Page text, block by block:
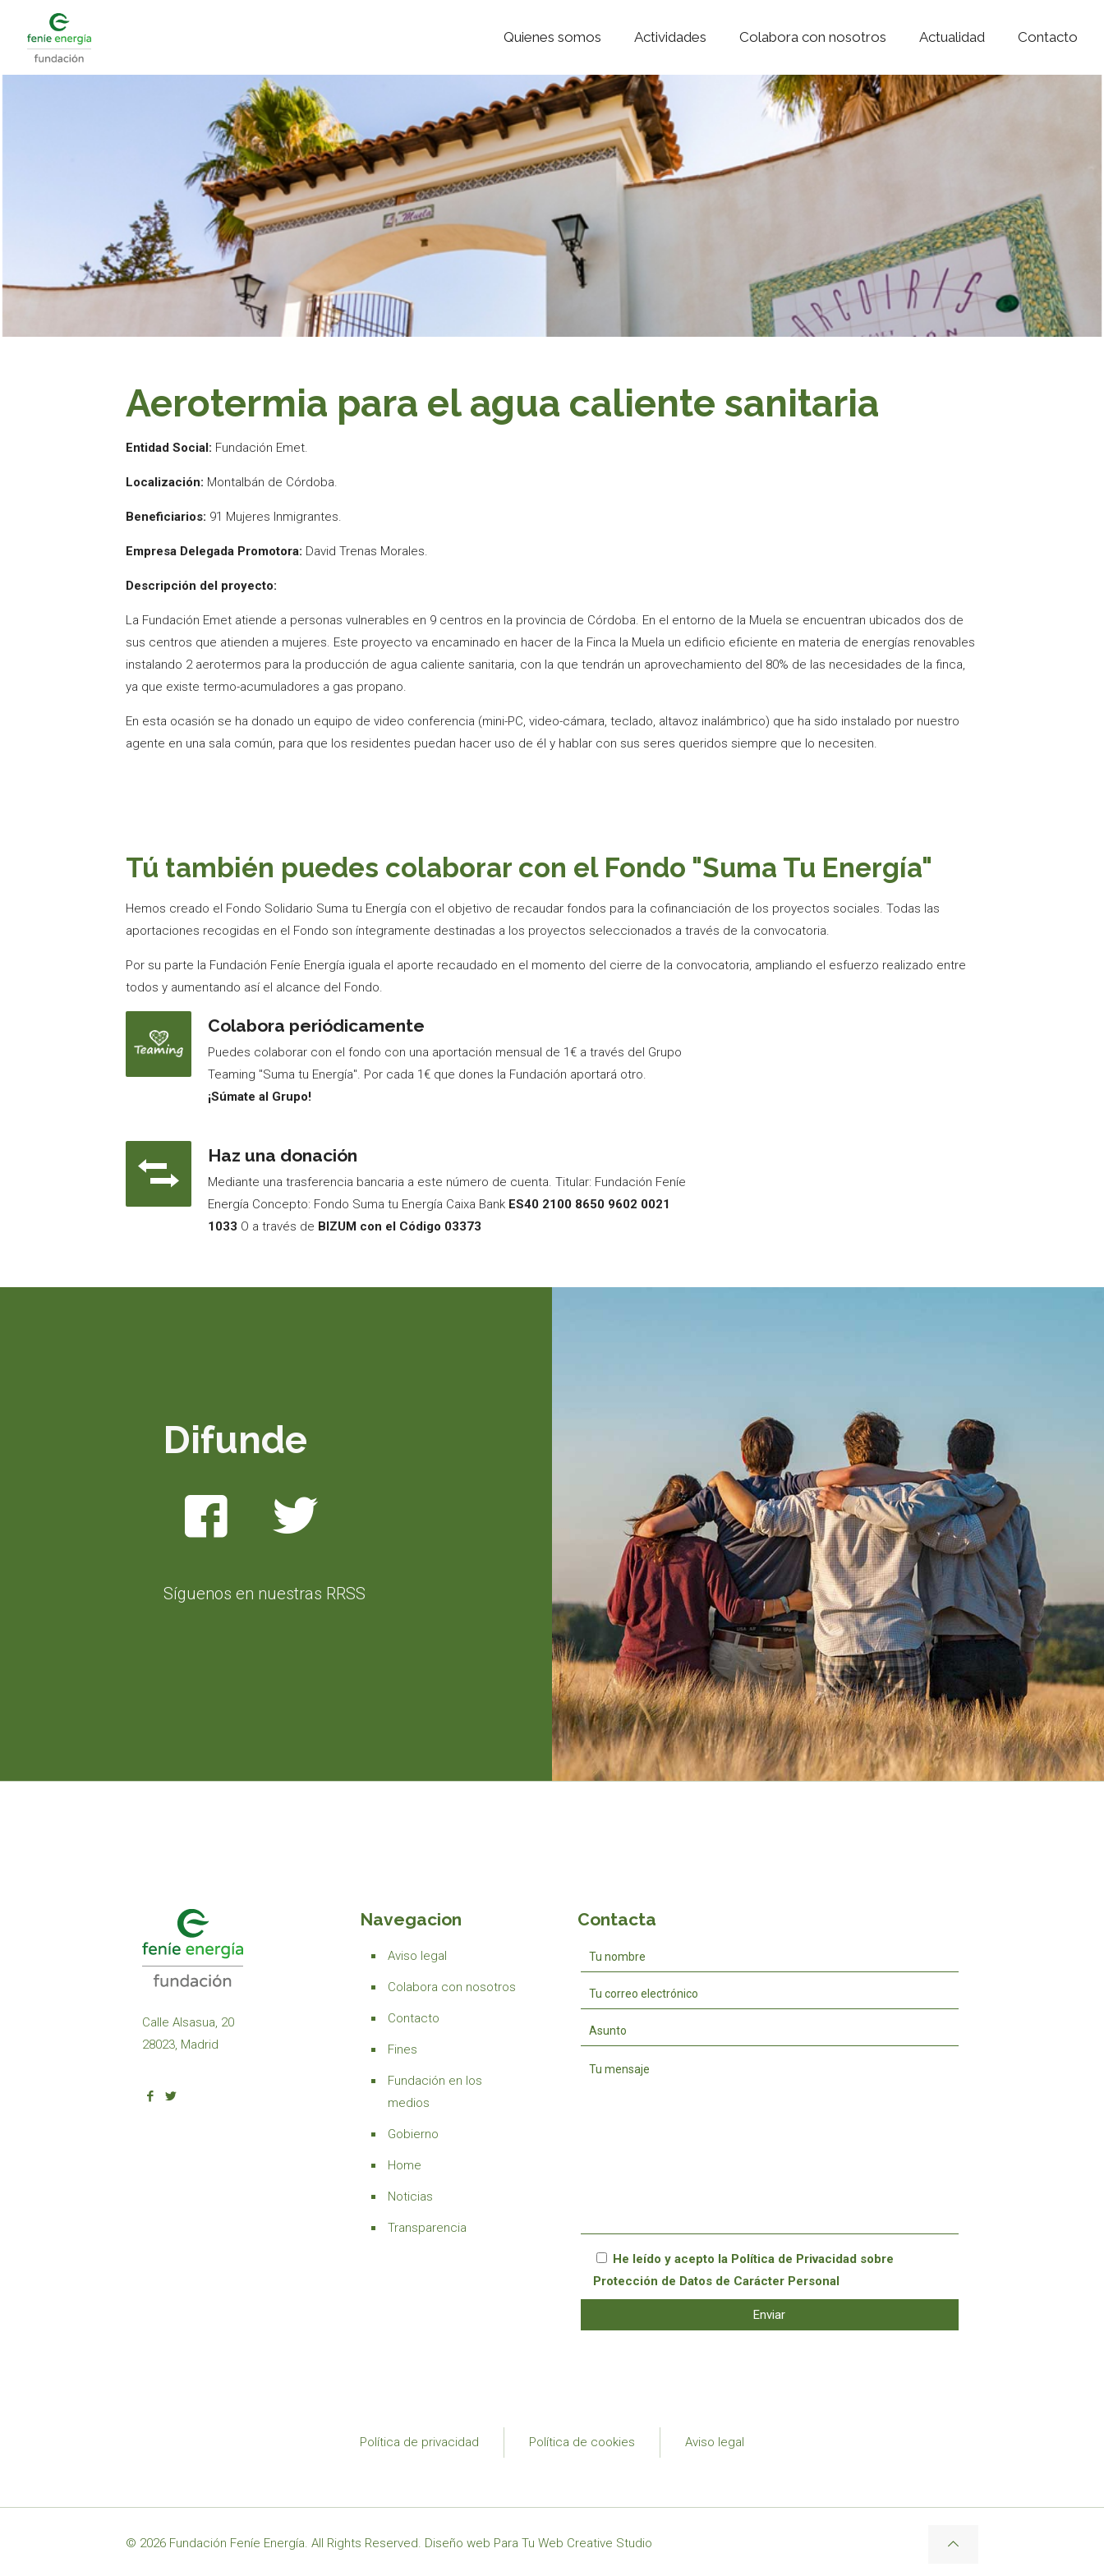
Quienes somos Actividades Colabora con nosotros Actualidad Contacto
Aerotermia para el agua caliente sanitaria
Entidad Social: Fundación Emet.
Localización: Montalbán de Córdoba.
Beneficiarios: 91 Mujeres Inmigrantes.
Empresa Delegada Promotora: David Trenas Morales.
Descripción del proyecto:
La Fundación Emet atiende a personas vulnerables en 9 centros en la provincia de Córdoba. En el entorno de la Muela se encuentran ubicados dos de
sus centros que atienden a mujeres. Este proyecto va encaminado en hacer de la Finca la Muela un edificio eficiente en materia de energías renovables
instalando 2 aerotermos para la producción de agua caliente sanitaria, con la que tendrán un aprovechamiento del 80% de las necesidades de la finca,
ya que existe termo-acumuladores a gas propano.
En esta ocasión se ha donado un equipo de video conferencia (mini-PC, video-cámara, teclado, altavoz inalámbrico) que ha sido instalado por nuestro
agente en una sala común, para que los residentes puedan hacer uso de él y hablar con sus seres queridos siempre que lo necesiten.
Tú también puedes colaborar con el Fondo "Suma Tu Energía"
Hemos creado el Fondo Solidario Suma tu Energía con el objetivo de recaudar fondos para la cofinanciación de los proyectos sociales. Todas las
aportaciones recogidas en el Fondo son íntegramente destinadas a los proyectos seleccionados a través de la convocatoria.
Por su parte la Fundación Feníe Energía iguala el aporte recaudado en el momento del cierre de la convocatoria, ampliando el esfuerzo realizado entre
todos y aumentando así el alcance del Fondo.
Colabora periódicamente
Puedes colaborar con el fondo con una aportación mensual de 1€ a través del Grupo
Teaming "Suma tu Energía". Por cada 1€ que dones la Fundación aportará otro.
¡Súmate al Grupo!
Haz una donación
Mediante una trasferencia bancaria a este número de cuenta. Titular: Fundación Feníe
Energía Concepto: Fondo Suma tu Energía Caixa Bank ES40 2100 8650 9602 0021
1033 O a través de BIZUM con el Código 03373
Difunde
Síguenos en nuestras RRSS
Calle Alsasua, 20
28023, Madrid
Navegacion
Aviso legal
Colabora con nosotros
Contacto
Fines
Fundación en los
medios
Gobierno
Home
Noticias
Transparencia
Contacta
He leído y acepto la Política de Privacidad sobre
Protección de Datos de Carácter Personal
Política de privacidad Política de cookies Aviso legal
© 2026 Fundación Feníe Energía. All Rights Reserved. Diseño web Para Tu Web Creative Studio